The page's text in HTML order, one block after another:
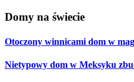
Domy na świecie
Otoczony winnicami dom w
Nietypowy dom w Meksyku